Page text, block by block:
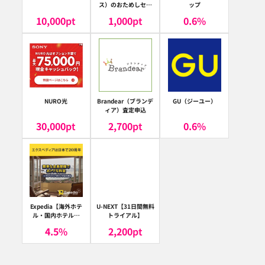
10,000pt
ス）のおためしセッ
1,000pt
ップ
0.6%
NURO光
30,000pt
Brandear（ブランデ
ィア）査定申込
2,700pt
GU（ジーユー）
0.6%
Expedia【海外ホテ
ル・国内ホテル予
ア）
4.5%
U-NEXT【31日間無料
トライアル】
2,200pt